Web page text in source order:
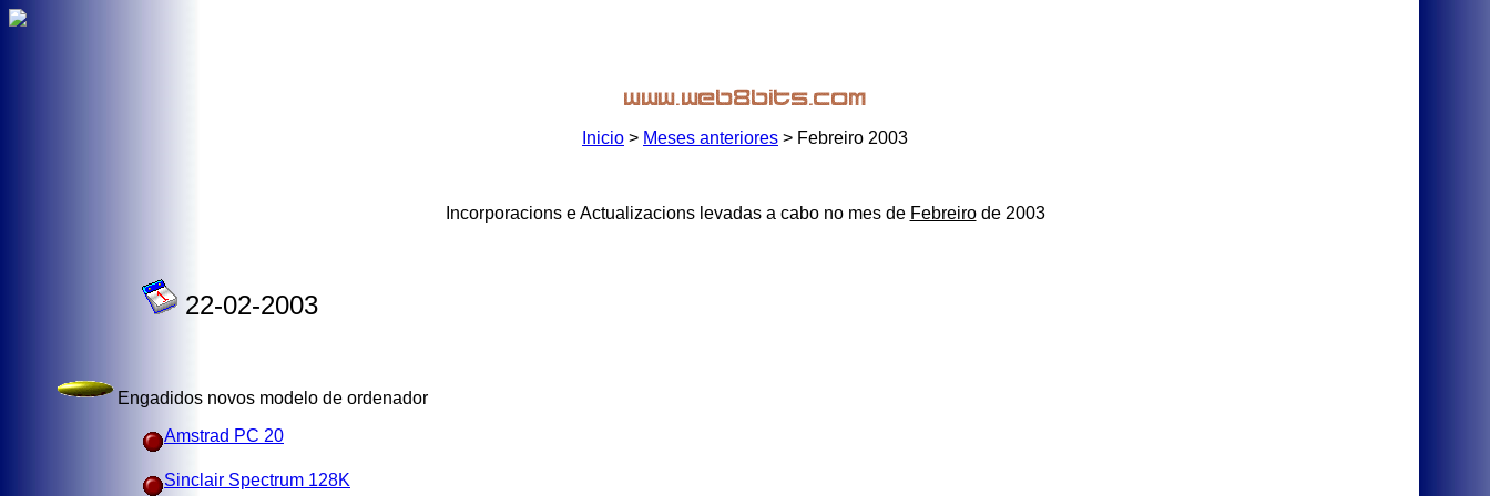
Inicio > Meses anteriores > Febreiro 2003
Incorporacions e Actualizacions levadas a cabo no mes de Febreirode 2003
22-02-2003
Engadidos novos modelo de ordenador
Amstrad PC 20
Sinclair Spectrum 128K